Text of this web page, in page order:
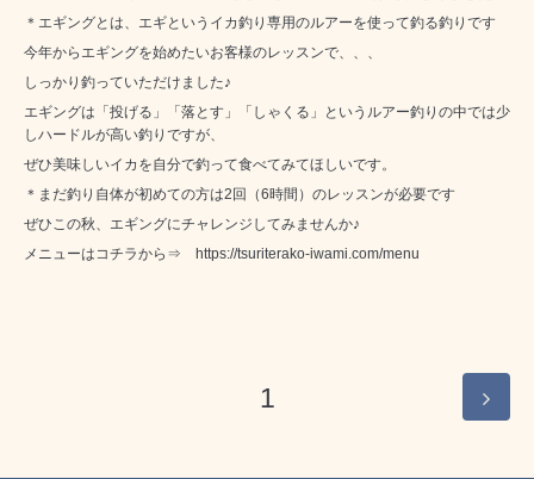
＊エギングとは、エギというイカ釣り専用のルアーを使って釣る釣りです
今年からエギングを始めたいお客様のレッスンで、、、
しっかり釣っていただけました♪
エギングは「投げる」「落とす」「しゃくる」というルアー釣りの中では少
しハードルが高い釣りですが、
ぜひ美味しいイカを自分で釣って食べてみてほしいです。
＊まだ釣り自体が初めての方は2回（6時間）のレッスンが必要です
ぜひこの秋、エギングにチャレンジしてみませんか♪
メニューはコチラから⇒ https://tsuriterako-iwami.com/menu
1